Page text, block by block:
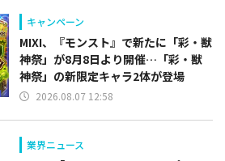
キャンペーン
MIXI、『モンスト』で新たに「彩・獣
神祭」が8月8日より開催…「彩・獣
神祭」の新限定キャラ2体が登場
2026.08.07 12:58
業界ニュース